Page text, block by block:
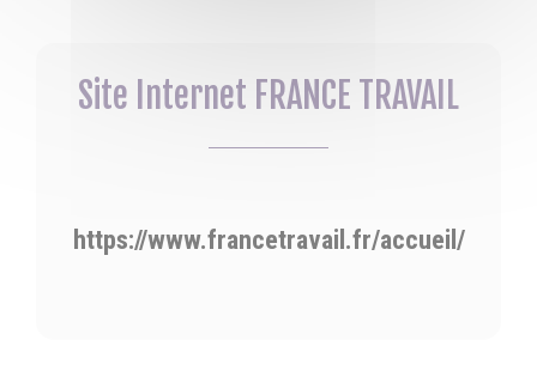
Site Internet FRANCE TRAVAIL
https://www.francetravail.fr/accueil/